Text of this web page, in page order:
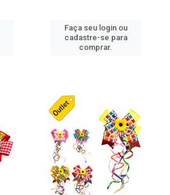
Faça seu login ou
cadastre-se para
comprar.